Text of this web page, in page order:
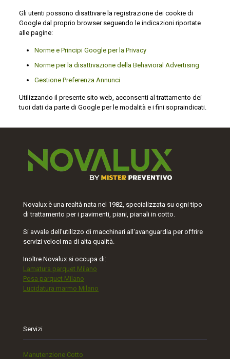
Gli utenti possono disattivare la registrazione dei cookie di
Google dal proprio browser seguendo le indicazioni riportate
alle pagine:
Norme e Principi Google per la Privacy
Norme per la disattivazione della Behavioral Advertising
Gestione Preferenza Annunci
Utilizzando il presente sito web, acconsenti al trattamento dei
tuoi dati da parte di Google per le modalità e i fini sopraindicati.
Novalux è una realtà nata nel 1982, specializzata su ogni tipo
di trattamento per i pavimenti, piani, pianali in cotto.
Si avvale dell'utilizzo di macchinari all'avanguardia per offrire
servizi veloci ma di alta qualità.
Inoltre Novalux si occupa di:
Lamatura parquet Milano
Posa parquet Milano
Lucidatura marmo Milano
Servizi
Manutenzione Cotto